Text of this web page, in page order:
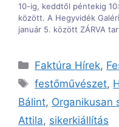
10-ig, keddtől péntekig
között. A Hegyvidék
január 5. között ZÁRVA
Kategória
Faktúra Hírek,
Címkék
festőművészet,
Bálint, Organikusan
Attila, sikerkiállítás